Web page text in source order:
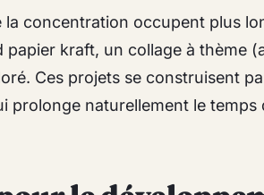
la concentration occupent plus
kraft, un collage à thème
Ces projets se construisent
prolonge naturellement le